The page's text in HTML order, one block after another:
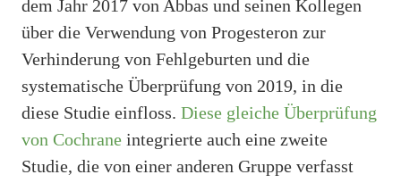
dem Jahr 2017 von Abbas und seinen Kollegen
über die Verwendung von Progesteron zur
Verhinderung von Fehlgeburten und die
systematische Überprüfung von 2019, in die
diese Studie einfloss. Diese gleiche Überprüfung
von Cochrane integrierte auch eine zweite
Studie, die von einer anderen Gruppe verfasst